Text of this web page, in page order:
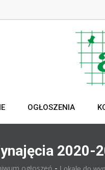
OGŁOSZENIA
2020-